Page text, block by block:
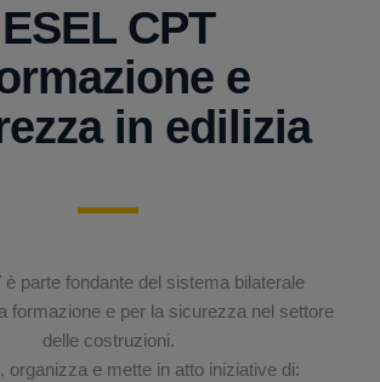
ESEL CPT
e
in edilizia
è parte fondante del sistema bilaterale
formazione e per la sicurezza nel settore
delle costruzioni.
organizza e mette in atto iniziative di: